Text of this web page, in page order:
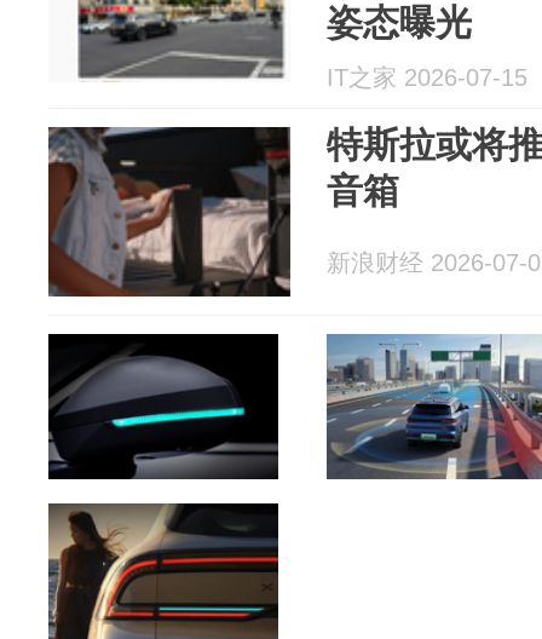
姿态曝光
IT之家 2026-07-15
特斯拉或将
音箱
新浪财经 2026-07-